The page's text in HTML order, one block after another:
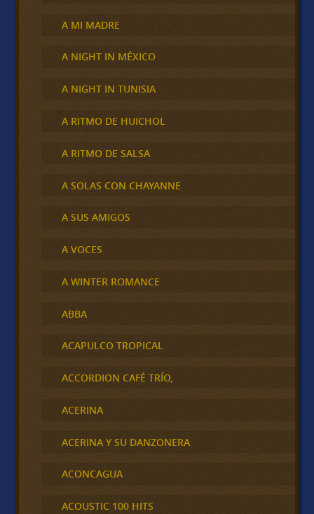
A MI MADRE
A NIGHT IN MÉXICO
A NIGHT IN TUNISIA
A RITMO DE HUICHOL
A RITMO DE SALSA
A SOLAS CON CHAYANNE
A SUS AMIGOS
A VOCES
A WINTER ROMANCE
ABBA
ACAPULCO TROPICAL
ACCORDION CAFÉ TRÍO,
ACERINA
ACERINA Y SU DANZONERA
ACONCAGUA
ACOUSTIC 100 HITS